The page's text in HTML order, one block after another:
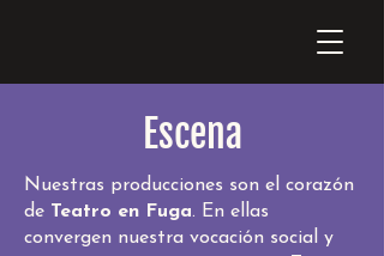
Escena
Nuestras producciones son el corazón
de Teatro en Fuga. En ellas
convergen nuestra vocación social y